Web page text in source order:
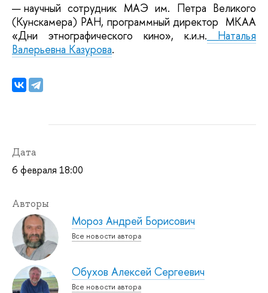
научный сотрудник МАЭ им. Петра Великого
(Кунскамера) РАН, программный директор МКАА
«Дни этнографического кино», к.и.н.
Наталья
Валерьевна Казурова.
Дата
6 февраля 18:00
Авторы
Мороз Андрей Борисович
Все новости автора
Обухов Алексей Сергеевич
Все новости автора